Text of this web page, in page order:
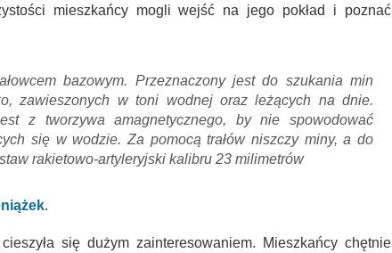
mieszkańcy mogli wejść na jego pokład i poznać
bazowym. Przeznaczony jest do szukania min
zawieszonych w toni wodnej oraz leżących na dnie.
z tworzywa amagnetycznego, by nie spowodować
się w wodzie. Za pomocą trałów niszczy miny, a do
rakietowo-artyleryjski kalibru 23 milimetrów
.
się dużym zainteresowaniem. Mieszkańcy chętnie